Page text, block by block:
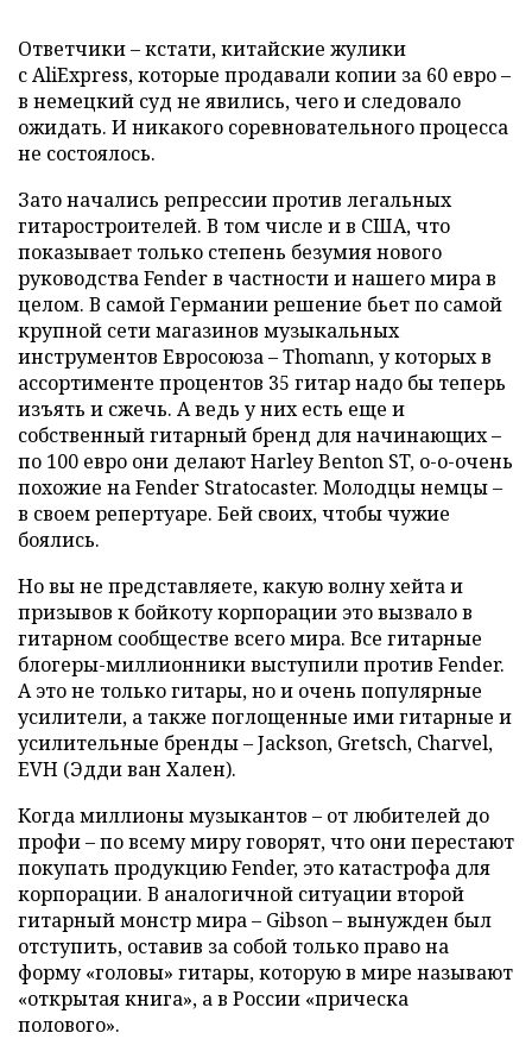
Ответчики – кстати, китайские жулики
с AliExpress, которые продавали копии за 60 евро –
в немецкий суд не явились, чего и следовало
ожидать. И никакого соревновательного процесса
не состоялось.
Зато начались репрессии против легальных
гитаростроителей. В том числе и в США, что
показывает только степень безумия нового
руководства Fender в частности и нашего мира в
целом. В самой Германии решение бьет по самой
крупной сети магазинов музыкальных
инструментов Евросоюза – Thomann, у которых в
ассортименте процентов 35 гитар надо бы теперь
изъять и сжечь. А ведь у них есть еще и
собcтвенный гитарный бренд для начинающих –
по 100 евро они делают Harley Benton ST, о-о-очень
похожие на Fender Stratocaster. Молодцы немцы –
в своем репертуаре. Бей своих, чтобы чужие
боялись.
Но вы не представляете, какую волну хейта и
призывов к бойкоту корпорации это вызвало в
гитарном сообществе всего мира. Все гитарные
блогеры-миллионники выступили против Fender.
А это не только гитары, но и очень популярные
усилители, а также поглощенные ими гитарные и
усилительные бренды – Jackson, Gretsch, Charvel,
EVH (Эдди ван Хален).
Когда миллионы музыкантов – от любителей до
профи – по всему миру говорят, что они перестают
покупать продукцию Fender, это катастрофа для
корпорации. В аналогичной ситуации второй
гитарный монстр мира – Gibson – вынужден был
отступить, оставив за собой только право на
форму «головы» гитары, которую в мире называют
«открытая книга», а в России «прическа
полового».